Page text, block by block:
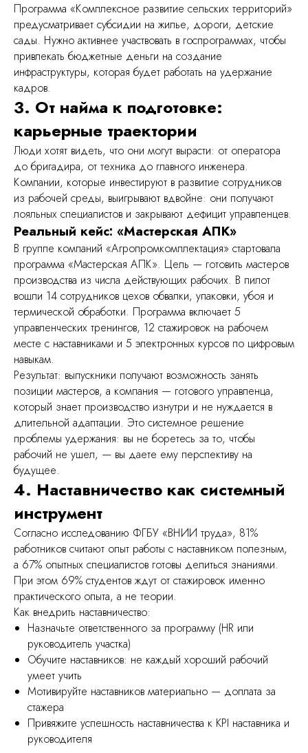
Программа «Комплексное развитие сельских территорий»
предусматривает субсидии на жилье, дороги, детские
сады. Нужно активнее участвовать в госпрограммах, чтобы
привлекать бюджетные деньги на создание
инфраструктуры, которая будет работать на удержание
кадров.
3. От найма к подготовке:
карьерные траектории
Люди хотят видеть, что они могут вырасти: от оператора
до бригадира, от техника до главного инженера.
Компании, которые инвестируют в развитие сотрудников
из рабочей среды, выигрывают вдвойне: они получают
лояльных специалистов и закрывают дефицит управленцев.
Реальный кейс: «Мастерская АПК»
В группе компаний «Агропромкомплектация» стартовала
программа «Мастерская АПК». Цель — готовить мастеров
производства из числа действующих рабочих. В пилот
вошли 14 сотрудников цехов обвалки, упаковки, убоя и
термической обработки. Программа включает 5
управленческих тренингов, 12 стажировок на рабочем
месте с наставниками и 5 электронных курсов по цифровым
навыкам.
Результат: выпускники получают возможность занять
позиции мастеров, а компания — готового управленца,
который знает производство изнутри и не нуждается в
длительной адаптации. Это системное решение
проблемы удержания: вы не боретесь за то, чтобы
рабочий не ушел, — вы даете ему перспективу на
будущее.
4. Наставничество как системный
инструмент
Согласно исследованию ФГБУ «ВНИИ труда», 81%
работников считают опыт работы с наставником полезным,
а 67% опытных специалистов готовы делиться знаниями.
При этом 69% студентов ждут от стажировок именно
практического опыта, а не теории.
Как внедрить наставничество:
Назначьте ответственного за программу (HR или
руководитель участка)
Обучите наставников: не каждый хороший рабочий
умеет учить
Мотивируйте наставников материально — доплата за
стажера
Привяжите успешность наставничества к KPI наставника и
руководителя
легко масштабировать под
и низкая текучка
на инфраструктуре